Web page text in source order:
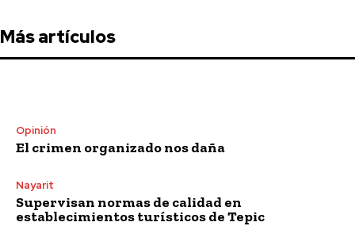
Más artículos
Opinión
El crimen organizado nos daña
Nayarit
Supervisan normas de calidad en
establecimientos turísticos de Tepic